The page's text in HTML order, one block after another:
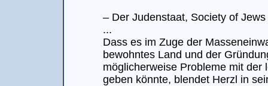
– Der Judenstaat, Society of
...
Dass es im Zuge der
bewohntes Land und der
möglicherweise Probleme mit
geben könnte, blendet Herzl in